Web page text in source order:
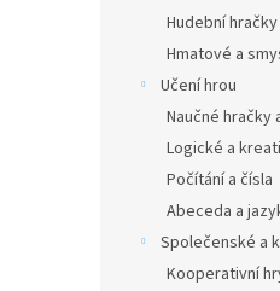
Hudební
Hmatové a
Učení hrou
Naučné hračky
Logické a
Počítání a čísla
Abeceda a
Společenské a
Kooperativní